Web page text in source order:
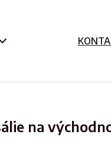
na